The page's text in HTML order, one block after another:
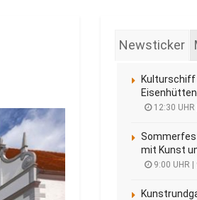
Newsticker
Kulturschiff
12:30 UHR
mit Kunst
9:00 UHR |